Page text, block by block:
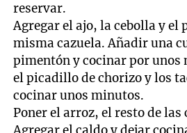
reservar.
Agregar el ajo, la cebolla y el
misma cazuela. Añadir una
pimentón y cocinar por unos
el picadillo de chorizo y los
cocinar unos minutos.
Poner el arroz, el resto de las